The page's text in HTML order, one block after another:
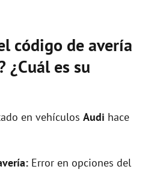
código de avería
¿Cuál es su
en vehículos Audi hace
Error en opciones del